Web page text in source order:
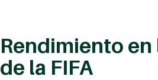
Rendimiento en
de la FIFA